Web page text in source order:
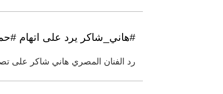
#هاني_شاكر يرد على اتهام
رد الفنان المصري هاني شاكر على